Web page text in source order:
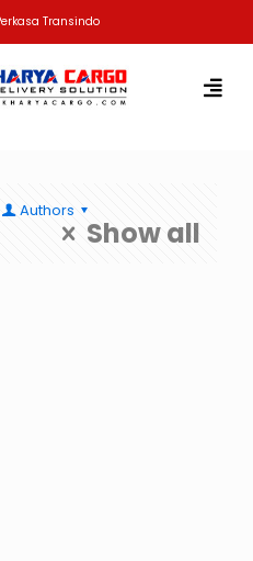
Transindo
Authors
Show all